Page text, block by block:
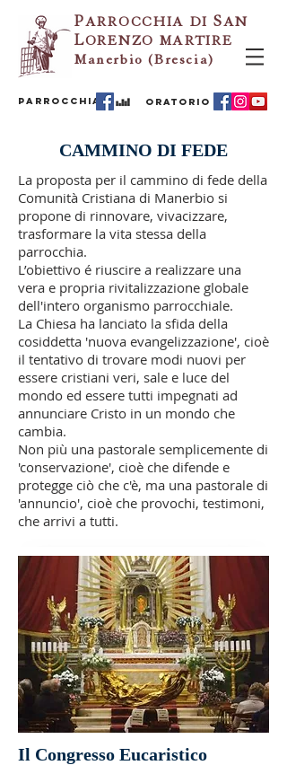
PARROCCHIA DI SAN
LORENZO MARTIRE
Manerbio (Brescia)
PARROCCHIA ORATORIO
CAMMINO DI FEDE
La proposta per il cammino di fede della
Comunità Cristiana di Manerbio si
propone di rinnovare, vivacizzare,
trasformare la vita stessa della
parrocchia.
L’obiettivo é riuscire a realizzare una
vera e propria rivitalizzazione globale
dell'intero organismo parrocchiale.
La Chiesa ha lanciato la sfida della
cosiddetta 'nuova evangelizzazione', cioè
il tentativo di trovare modi nuovi per
essere cristiani veri, sale e luce del
mondo ed essere tutti impegnati ad
annunciare Cristo in un mondo che
cambia.
Non più una pastorale semplicemente di
'conservazione', cioè che difende e
protegge ciò che c'è, ma una pastorale di
'annuncio', cioè che provochi, testimoni,
che arrivi a tutti.
Il Congresso Eucaristico